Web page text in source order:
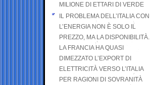
MILIONE DI ETTARI DI VERDE
IL PROBLEMA DELL’ITALIA CON
L’ENERGIA NON È SOLO IL
PREZZO, MA LA DISPONIBILITÀ.
LA FRANCIA HA QUASI
DIMEZZATO L’EXPORT DI
ELETTRICITÀ VERSO L’ITALIA
PER RAGIONI DI SOVRANITÀ